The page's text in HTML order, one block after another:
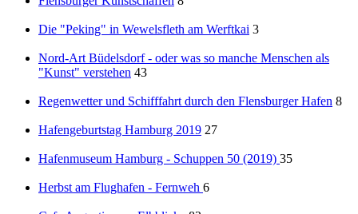
Die "Peking" in Wewelsfleth am Werftkai 3
Nord-Art Büdelsdorf - oder was so manche Menschen als
"Kunst" verstehen 43
Regenwetter und Schifffahrt durch den Flensburger Hafen 8
Hafengeburtstag Hamburg 2019 27
Hafenmuseum Hamburg - Schuppen 50 (2019) 35
Herbst am Flughafen - Fernweh 6